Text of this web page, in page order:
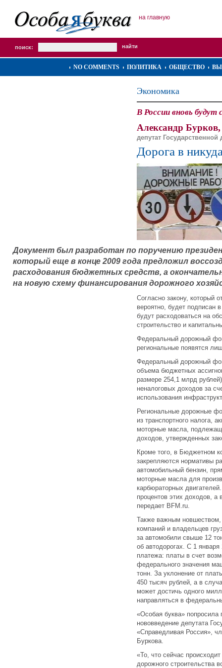
на главную
поиск:
NO COMMENTS ПОЛИТИКА ОБЩЕСТВО
Экономика
В России вновь
Александр Бурков,
депутат
Дорога в
Документ был разработан по поручению
который еще в конце 2009 года предложил
расходования бюджетных средств, а
на новую схему финансирования дорожного
Согласно закону, который
вероятно, будет подписан
будут расходоваться на
строительство и
Федеральный дорожный
региональные появятся
Федеральный дорожный
объема бюджетных
размере 254,1 млрд
неналоговых доходов за
использования
Региональные дорожные
из транспортного налога,
моторные масла,
доходов, утвержденных
Кроме того, в Бюджетном
закрепляются нормативы
автомобильный бензин,
моторные масла для
карбюраторных
процентов этих доходов,
передает BFM.ru.
Также важным новшеством,
компаний и владельцев
за автомобили свыше 12
об автодорогах. С 1
платежа: платы в счет
федерального значения
тонн. За уклонение от
450 тысяч рублей, а в
может достичь одного
направляться в
«Особая буква» попросила
нововведение депутата
«Справедливая Россия»,
Буркова.
«То, что сейчас
дорожного строительства